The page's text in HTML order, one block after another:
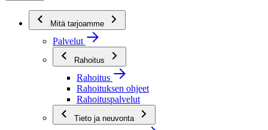
Mitä tarjoamme
Palvelut
Rahoitus
Rahoitus
Rahoituksen ohjeet
Rahoituspalvelut
Tieto ja neuvonta